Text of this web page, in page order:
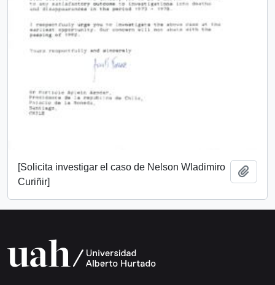
[Solicita investigar el caso de Nelson Wladimiro
Curiñir]